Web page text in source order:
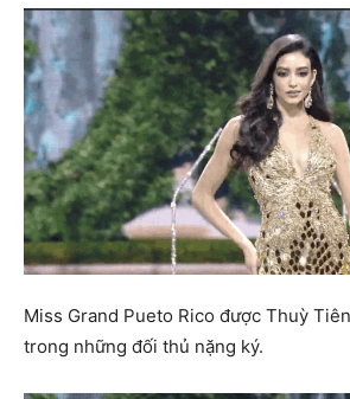
Miss Grand Pueto Rico được Thuỳ
trong những đối thủ nặng ký.